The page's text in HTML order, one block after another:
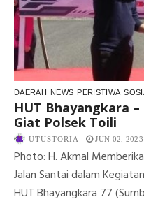
DAERAH NEWS PERISTIWA
HUT Bhayangkara
Giat Polsek Toili
UTUSTORIA JUN 02, 2023
Photo: H. Akmal
Jalan Santai dalam
HUT Bhayangkara 77